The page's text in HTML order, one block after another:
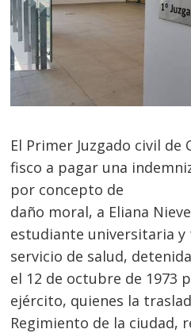
El Primer Juzgado civil de
fisco a pagar una
por concepto de
daño moral, a Eliana
estudiante universitaria
servicio de salud,
el 12 de octubre de 1973
ejército, quienes la
Regimiento de la ciudad,